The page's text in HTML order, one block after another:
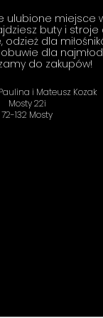
ulubione miejsce
buty i
odzież dla
dla
do zakupów!
Paulina i Mateusz Kozak
Mosty 22i
72-132 Mosty